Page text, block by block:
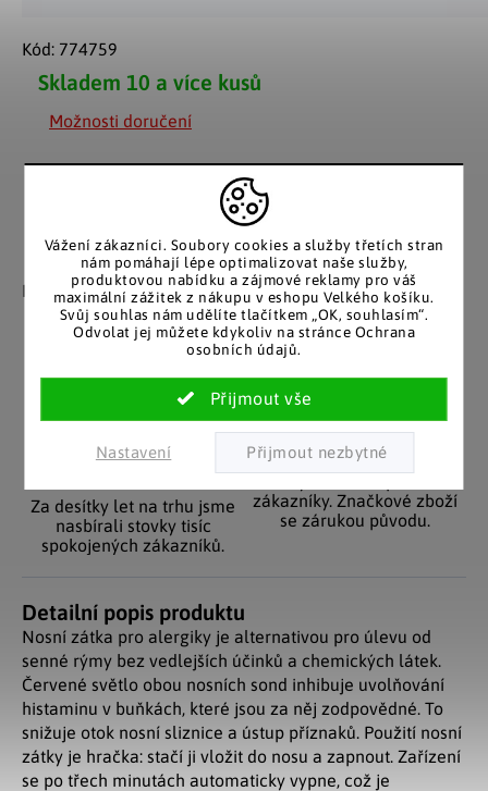
Vážení zákazníci. Soubory cookies a služby třetích stran
nám pomáhají lépe optimalizovat naše služby,
produktovou nabídku a zájmové reklamy pro váš
maximální zážitek z nákupu v eshopu Velkého košíku.
Svůj souhlas nám udělíte tlačítkem „OK, souhlasím“.
Odvolat jej můžete kdykoliv na stránce Ochrana
osobních údajů.
Nastavení
Skladem 10 a více kusů
Možnosti doručení
Kód: 774759
Záruka spokojenosti
Nakupujete bez obav, férové
jednání v každé situaci.
Katalog v tištěné
podobě
Stálým zákazníkům
posíláme papírový katalog
Pozitivní ohlasy
Za desítky let na trhu jsme
nasbírali stovky tisíc
spokojených zákazníků.
EU distribuce
zákazníky. Značkové zboží
se zárukou původu.
Detailní popis produktu
Nosní zátka pro alergiky je alternativou pro úlevu od
senné rýmy bez vedlejších účinků a chemických látek.
Červené světlo obou nosních sond inhibuje uvolňování
histaminu v buňkách, které jsou za něj zodpovědné. To
snižuje otok nosní sliznice a ústup příznaků. Použití nosní
zátky je hračka: stačí ji vložit do nosu a zapnout. Zařízení
se po třech minutách automaticky vypne, což je